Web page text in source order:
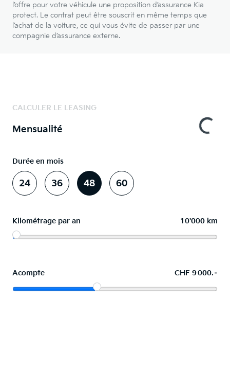
l’offre pour votre véhicule une proposition d’assurance Kia
protect. Le contrat peut être souscrit en même temps que
l’achat de la voiture, ce qui vous évite de passer par une
compagnie d’assurance externe.
CALCULER LE LEASING
Mensualité
Durée en mois
24 36 48 60
Kilométrage par an 10'000 km
Acompte CHF 9 000.–